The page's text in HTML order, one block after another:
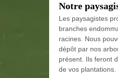
Notre
Les paysagistes
branches
racines. Nous
dépôt par nos
présent. Ils feront
de vos plantations.